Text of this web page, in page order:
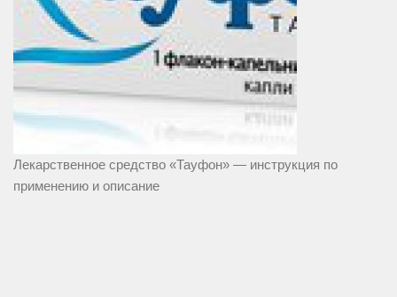
Лекарственное средство «Тауфон» — инструкция по
применению и описание